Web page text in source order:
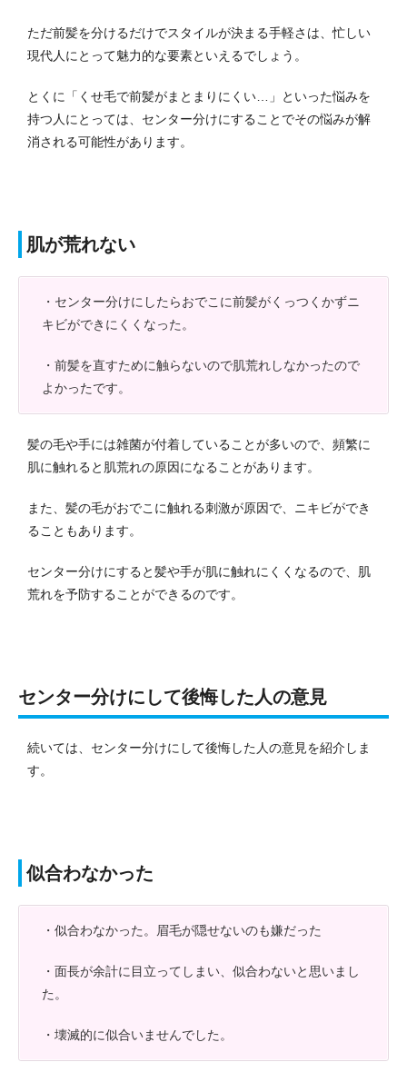
ただ前髪を分けるだけでスタイルが決まる手軽さは、忙しい
現代人にとって魅力的な要素といえるでしょう。
とくに「くせ毛で前髪がまとまりにくい…」といった悩みを
持つ人にとっては、センター分けにすることでその悩みが解
消される可能性があります。
肌が荒れない
・センター分けにしたらおでこに前髪がくっつくかずニ
キビができにくくなった。
・前髪を直すために触らないので肌荒れしなかったので
よかったです。
髪の毛や手には雑菌が付着していることが多いので、頻繁に
肌に触れると肌荒れの原因になることがあります。
また、髪の毛がおでこに触れる刺激が原因で、ニキビができ
ることもあります。
センター分けにすると髪や手が肌に触れにくくなるので、肌
荒れを予防することができるのです。
センター分けにして後悔した人の意見
続いては、センター分けにして後悔した人の意見を紹介しま
す。
似合わなかった
・似合わなかった。眉毛が隠せないのも嫌だった
・面長が余計に目立ってしまい、似合わないと思いまし
た。
・壊滅的に似合いませんでした。